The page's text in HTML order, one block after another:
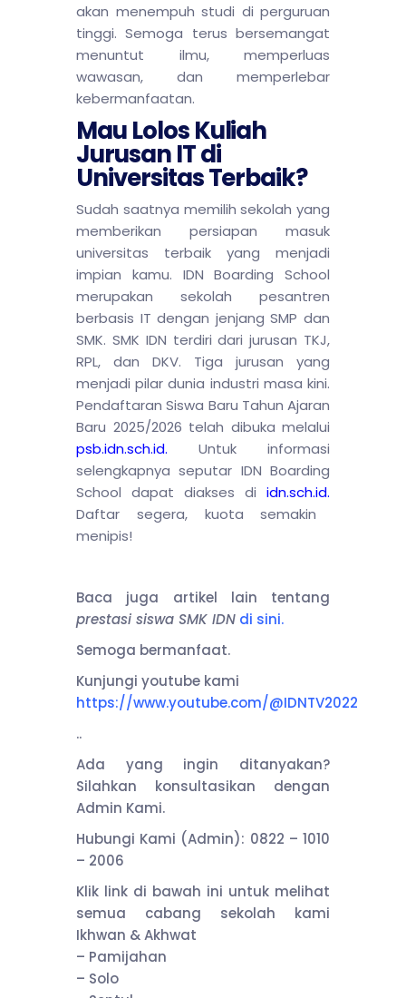
akan menempuh studi di perguruan
tinggi. Semoga terus bersemangat
menuntut ilmu, memperluas
wawasan, dan memperlebar
kebermanfaatan.
Mau Lolos Kuliah
Jurusan IT di
Universitas Terbaik?
Sudah saatnya memilih sekolah yang
memberikan persiapan masuk
universitas terbaik yang menjadi
impian kamu. IDN Boarding School
merupakan sekolah pesantren
berbasis IT dengan jenjang SMP dan
SMK. SMK IDN terdiri dari jurusan TKJ,
RPL, dan DKV. Tiga jurusan yang
menjadi pilar dunia industri masa kini.
Pendaftaran Siswa Baru Tahun Ajaran
Baru 2025/2026 telah dibuka melalui
psb.idn.sch.id. Untuk informasi
selengkapnya seputar IDN Boarding
School dapat diakses di idn.sch.id.
Daftar segera, kuota semakin
menipis!
Baca juga artikel lain tentang
prestasi siswa SMK IDN di sini.
Semoga bermanfaat.
Kunjungi youtube kami
https://www.youtube.com/@IDNTV2022
..
Ada yang ingin ditanyakan?
Silahkan konsultasikan dengan
Admin Kami.
Hubungi Kami (Admin): 0822 – 1010
– 2006
Klik link di bawah ini untuk melihat
semua cabang sekolah kami
Ikhwan & Akhwat
– Pamijahan
– Solo